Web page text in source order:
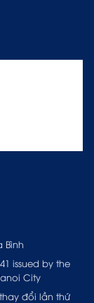
Bình
issued by the
City
đổi lần thứ